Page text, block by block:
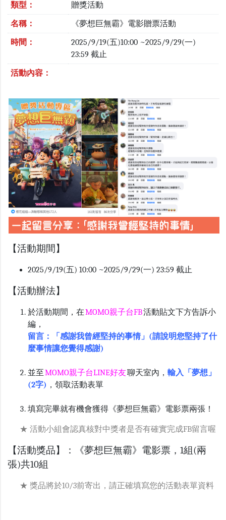
類型： 贈獎活動
名稱： 《夢想巨無霸》電影贈票活動
時間：
2025/9/19(五)10:00 ~2025/9/29(一)
23:59 截止
活動內容：
【活動期間】
2025/9/19(五) 10:00 ~2025/9/29(一) 23:59 截止
【活動辦法】
於活動期間，在MOMO親子台FB活動貼文下方告訴小
編，
留言：「感謝我曾經堅持的事情」 (請說明您堅持了什
麼事情讓您覺得感謝)
並至MOMO親子台LINE好友聊天室內， 輸入「夢想」
(2字) ，領取活動表單
填寫完畢就有機會獲得《夢想巨無霸》電影票兩張！
★ 活動小組會認真核對中獎者是否有確實完成FB留言喔
【活動獎品】：《夢想巨無霸》電影票，1組(兩
張)共10組
★ 獎品將於10/3前寄出，請正確填寫您的活動表單資料